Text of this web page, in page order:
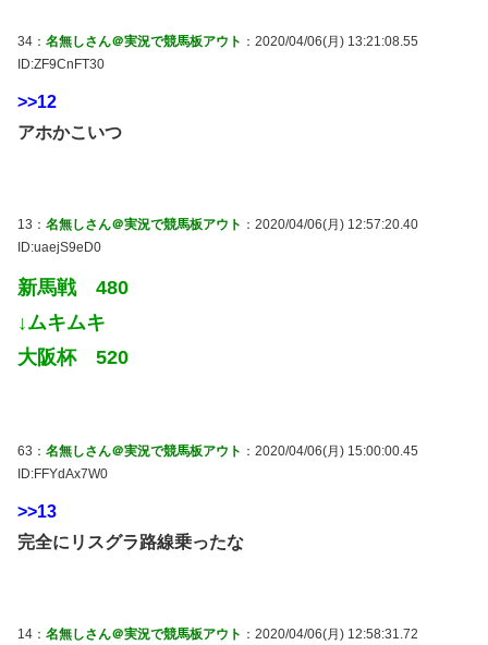
34： 名無しさん＠実況で競馬板アウト ：2020/04/06(月) 13:21:08.55
ID:ZF9CnFT30
>>12
アホかこいつ
13： 名無しさん＠実況で競馬板アウト ：2020/04/06(月) 12:57:20.40
ID:uaejS9eD0
新馬戦 480
↓ムキムキ
大阪杯 520
63： 名無しさん＠実況で競馬板アウト ：2020/04/06(月) 15:00:00.45
ID:FFYdAx7W0
>>13
完全にリスグラ路線乗ったな
14： 名無しさん＠実況で競馬板アウト ：2020/04/06(月) 12:58:31.72